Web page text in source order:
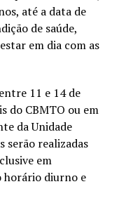
até a data de
de saúde,
em dia com as
11 e 14 de
do CBMTO ou em
da Unidade
serão realizadas
em
horário diurno e